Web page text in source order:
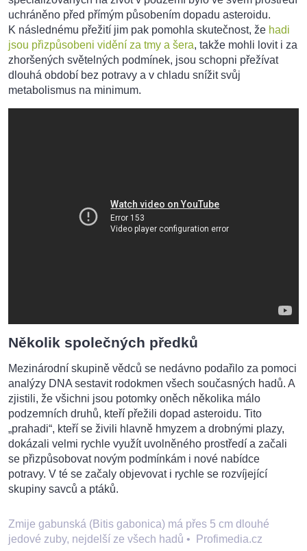
uchráněno před přímým působením dopadu asteroidu.
K následnému přežití jim pak pomohla skutečnost, že hadi
jsou přizpůsobeni vidění za tmy a šera, takže mohli lovit i za
zhoršených světelných podmínek, jsou schopni přežívat
dlouhá období bez potravy a v chladu snížit svůj
metabolismus na minimum.
Několik společných předků
Mezinárodní skupině vědců se nedávno podařilo za pomoci
analýzy DNA sestavit rodokmen všech současných hadů. A
zjistili, že všichni jsou potomky oněch několika málo
podzemních druhů, kteří přežili dopad asteroidu. Tito
„prahadi“, kteří se živili hlavně hmyzem a drobnými plazy,
dokázali velmi rychle využít uvolněného prostředí a začali
se přizpůsobovat novým podmínkám i nové nabídce
potravy. V té se začaly objevovat i rychle se rozvíjející
skupiny savců a ptáků.
Zmije gabunská (Bitis gabonica) má přes 5 cm dlouhé
jedové zuby, nejdelší ze všech hadů • Profimedia.cz